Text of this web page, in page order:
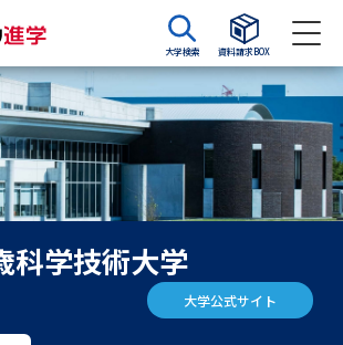
大学検索 資料請求BOX
資料請求 資料検索
種類から請求
学部・学科パンフ
大学入学共通テスト利用選抜の
科学技術大学
大学公式サイト